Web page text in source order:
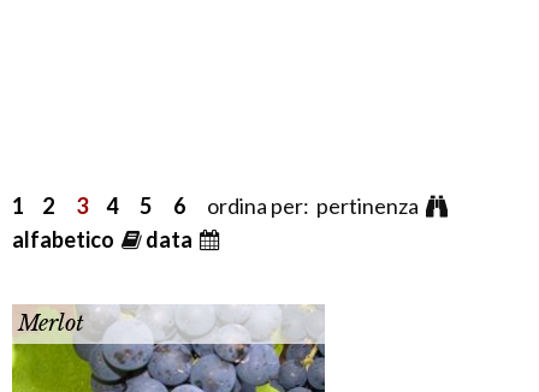
1 2 3 4 5 6 ordina per: pertinenza
alfabetico
data
Merlot